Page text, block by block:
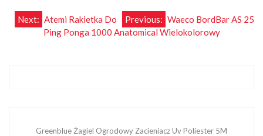
Nawigacja
Previous: Waeco BordBar AS 25
Next: Atemi Rakietka Do
Ping Ponga 1000 Anatomical Wielokolorowy
Greenblue Żagiel Ogrodowy Zacieniacz Uv Poliester 5M